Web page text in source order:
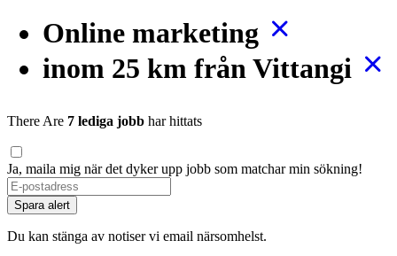
Online marketing
inom 25 km från Vittangi
There Are 7 lediga jobb har hittats
Ja, maila mig när det dyker upp jobb som matchar min sökning!
Spara alert
Du kan stänga av notiser vi email närsomhelst.